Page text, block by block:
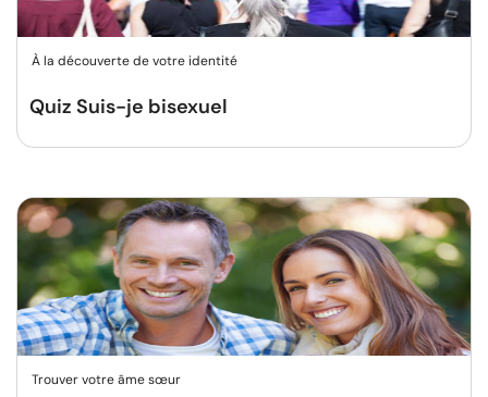
À la découverte de votre identité
Quiz Suis-je bisexuel
Trouver votre âme sœur